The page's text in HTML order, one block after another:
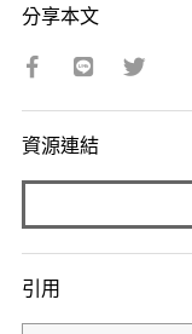
分享本文
資源連結
引用